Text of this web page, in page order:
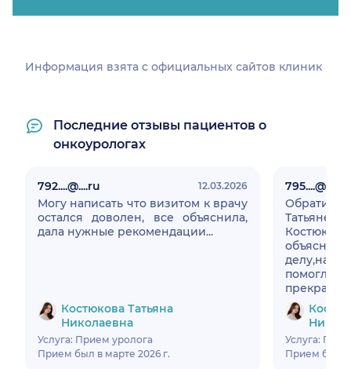
Информация взята c официальных сайтов клиник
Последние отзывы пациентов о
онкоурологах
792....@....ru 12.03.2026
Могу написать что визитом к врачу
остался доволен, все объяснила,
дала нужные рекомендации...
Костюкова Татьяна
Николаевна
Услуга: Прием уролога
Прием был в марте 2026 г.
795....@....ru
Услуга:
Прием был в